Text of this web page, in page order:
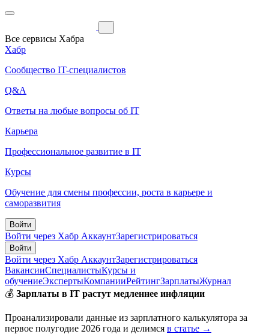
Все сервисы Хабра
Хабр
Сообщество IT-специалистов
Q&A
Ответы на любые вопросы об IT
Карьера
Профессиональное развитие в IT
Курсы
Обучение для смены профессии, роста в карьере и
саморазвития
Войти
Войти через Хабр АккаунтЗарегистрироваться
Войти
Войти через Хабр АккаунтЗарегистрироваться
ВакансииСпециалистыКурсы и
обучениеЭкспертыКомпанииРейтингЗарплатыЖурнал
💰 Зарплаты в IT растут медленнее инфляции
Проанализировали данные из зарплатного калькулятора за
первое полугодие 2026 года и делимся в статье →